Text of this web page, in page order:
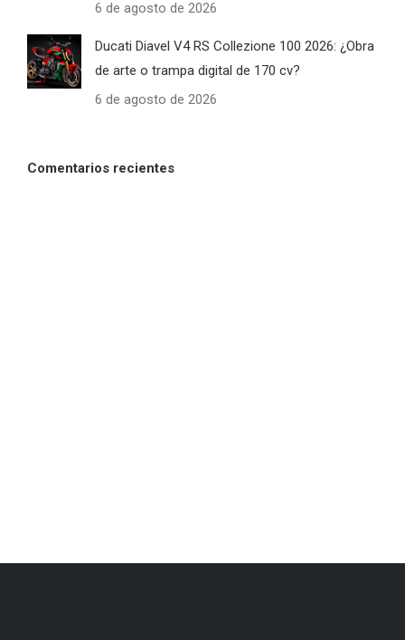
6 de agosto de 2026
Ducati Diavel V4 RS Collezione 100 2026: ¿Obra
de arte o trampa digital de 170 cv?
6 de agosto de 2026
Comentarios recientes